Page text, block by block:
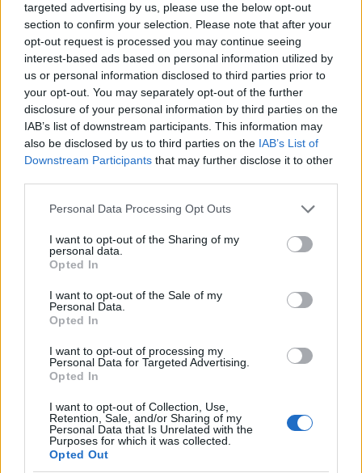
targeted advertising by us, please use the below opt-out
section to confirm your selection. Please note that after your
opt-out request is processed you may continue seeing
interest-based ads based on personal information utilized by
us or personal information disclosed to third parties prior to
your opt-out. You may separately opt-out of the further
disclosure of your personal information by third parties on the
IAB’s list of downstream participants. This information may
also be disclosed by us to third parties on the IAB’s List of
Downstream Participants that may further disclose it to other
Please note that this website/app uses one or more Google
not limited to your visit or usage behaviour. You may click to
grant or deny consent to Google and its third-party tags to
use your data for below specified purposes in below Google
consent section.
Personal Data Processing Opt Outs
I want to opt-out of the Sharing of my
personal data.
Opted In
I want to opt-out of the Sale of my
Personal Data.
Opted In
I want to opt-out of processing my
Personal Data for Targeted Advertising.
Opted In
I want to opt-out of Collection, Use,
Retention, Sale, and/or Sharing of my
Personal Data that Is Unrelated with the
Purposes for which it was collected.
Opted Out